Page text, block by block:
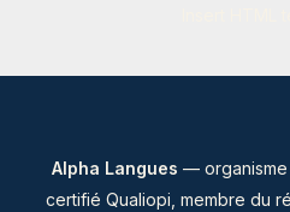
Alpha Langues — organisme
certifié Qualiopi, membre du